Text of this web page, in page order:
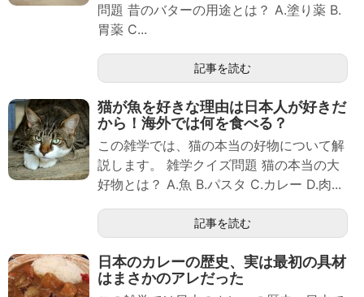
問題 昔のバターの用途とは？ A.塗り薬 B.
胃薬 C...
記事を読む
猫が魚を好きな理由は日本人が好きだ
から！海外では何を食べる？
この雑学では、猫の本当の好物について解
説します。 雑学クイズ問題 猫の本当の大
好物とは？ A.魚 B.パスタ C.カレー D.肉...
記事を読む
日本のカレーの歴史、実は最初の具材
はまさかのアレだった